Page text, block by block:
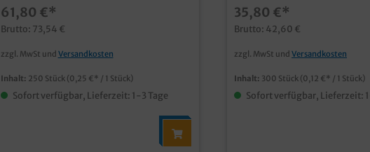
aus Papier stabiles nassfestes
Kraftpapier mit 80g/m² Bio
Neutralmotiv ideal für den Einsatz im
Einzelhandelauch als Bio Müllbeutel mit
Henkel nutzbar Gern bieten wir Ihnen
auch Ihr Wunschdesign auf
Papiertragetaschen an, ab einer Auflage
von 5000 Stück je Größe lassen sich
Papiertragetaschen realisieren. Unser
61,80 €*
Brutto: 73,54 €
zzgl. MwSt und Versandkosten
Inhalt: 250 Stück (0,25 €* / 1 Stück)
Sofort verfügbar, Lieferzeit: 1-3 Tage
Müllbeuteln aus Kunststoff ideal für
kleine Mülleimer oder
praktisch zu 30x10 Stück
35,80 €*
Brutto: 42,60 €
zzgl. MwSt und Versandkosten
Inhalt: 300 Stück (0,12 €* / 1 Stück)
Sofort verfügbar, Lieferzeit: